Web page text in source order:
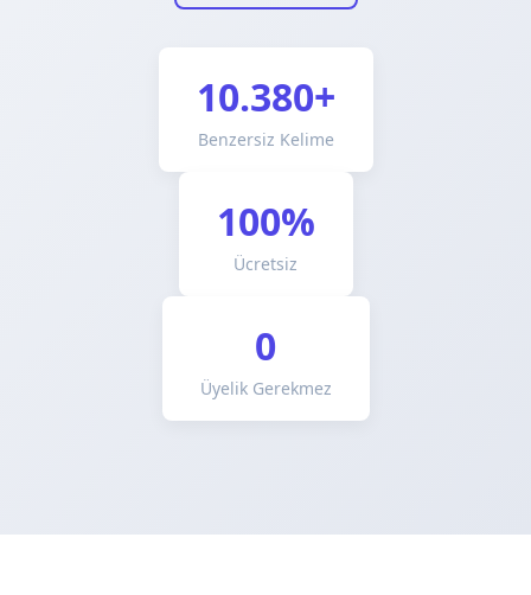
10.380+
Benzersiz Kelime
100%
Ücretsiz
0
Üyelik Gerekmez